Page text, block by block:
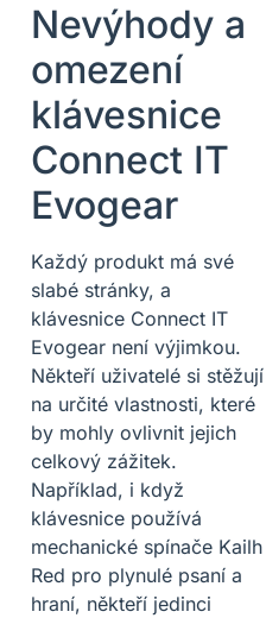
Nevýhody a
omezení
klávesnice
Connect IT
Evogear
Každý produkt má své
slabé stránky, a
klávesnice Connect IT
Evogear není výjimkou.
Někteří uživatelé si stěžují
na určité vlastnosti, které
by mohly ovlivnit jejich
celkový zážitek.
Například, i když
klávesnice používá
mechanické spínače Kailh
Red pro plynulé psaní a
hraní, někteří jedinci